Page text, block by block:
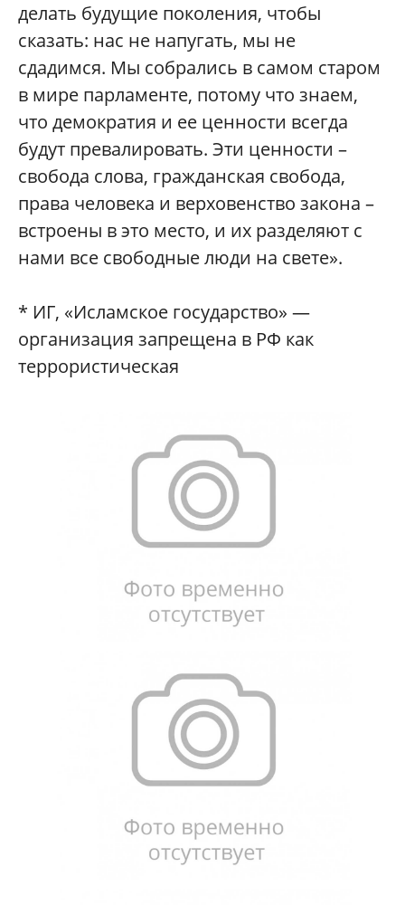
делать будущие поколения, чтобы
сказать: нас не напугать, мы не
сдадимся. Мы собрались в самом старом
в мире парламенте, потому что знаем,
что демократия и ее ценности всегда
будут превалировать. Эти ценности –
свобода слова, гражданская свобода,
права человека и верховенство закона –
встроены в это место, и их разделяют с
нами все свободные люди на свете».
* ИГ, «Исламское государство» —
организация запрещена в РФ как
террористическая